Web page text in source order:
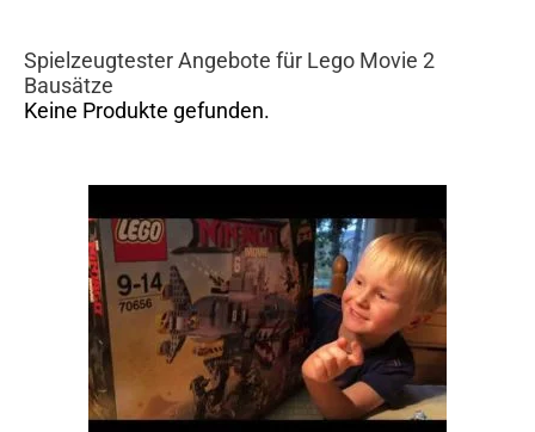
Spielzeugtester Angebote für Lego Movie 2
Bausätze
Keine Produkte gefunden.